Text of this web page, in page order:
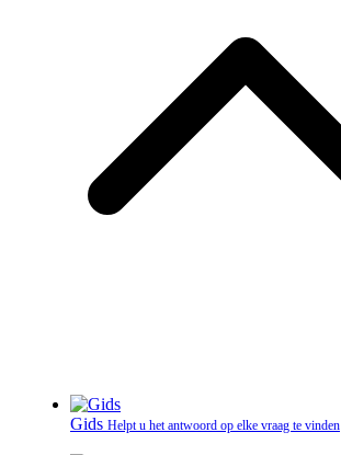
Gids Helpt u het antwoord op elke vraag te vinden